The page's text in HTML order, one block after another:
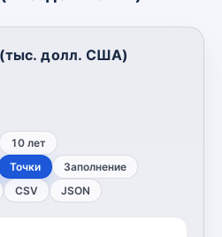
(тыс. долл. США)
10 лет
Точки Заполнение
CSV JSON